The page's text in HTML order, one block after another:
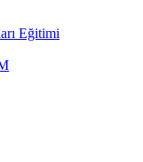
Eğitimi